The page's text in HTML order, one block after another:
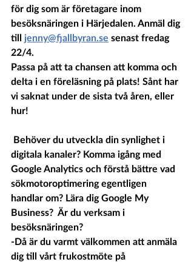
för dig som är företagare inom
besöksnäringen i Härjedalen. Anmäl dig
till jenny@fjallbyran.se senast fredag
22/4.
Passa på att ta chansen att komma och
delta i en föreläsning på plats! Sånt har
vi saknat under de sista två åren, eller
hur!
Behöver du utveckla din synlighet i
digitala kanaler? Komma igång med
Google Analytics och förstå bättre vad
sökmotoroptimering egentligen
handlar om? Lära dig Google My
Business?  Är du verksam i
besöksnäringen?
-Då är du varmt välkommen att anmäla
dig till vårt frukostmöte på